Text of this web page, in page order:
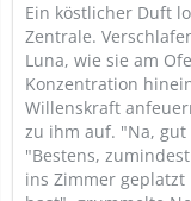
Ein köstlicher Duft
Zentrale.
Luna, wie sie am
Konzentration
Willenskraft
zu ihm auf. "Na, gut
"Bestens,
ins Zimmer